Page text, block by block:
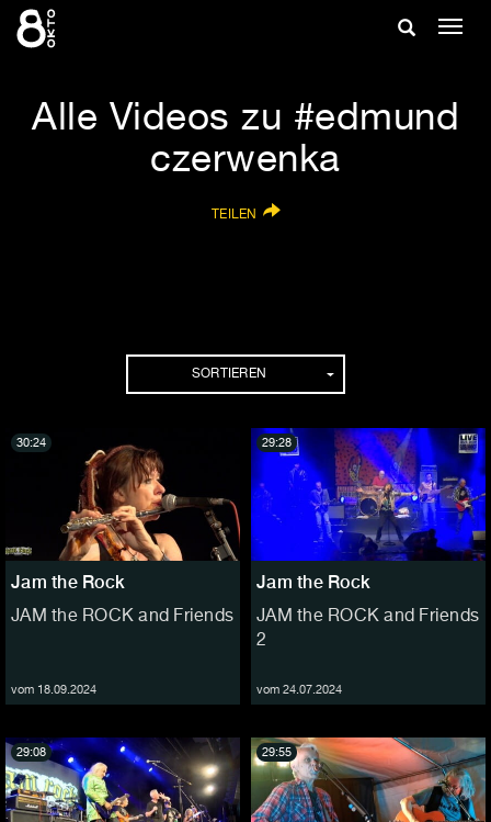
Zum
Inhalt
Suche
Alle Videos zu #edmund
czerwenka
TEILEN
SORTIEREN
Jam the Rock
JAM the ROCK and Friends
vom 18.09.2024
30:24
Jam the Rock
JAM the ROCK and Friends
2
vom 24.07.2024
29:28
29:08 29:55